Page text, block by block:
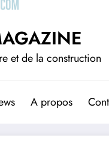
et de la construction
A propos